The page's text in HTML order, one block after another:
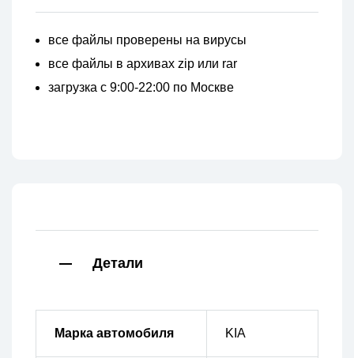
все файлы проверены на вирусы
все файлы в архивах zip или rar
загрузка с 9:00-22:00 по Москве
Детали
Марка автомобиля KIA